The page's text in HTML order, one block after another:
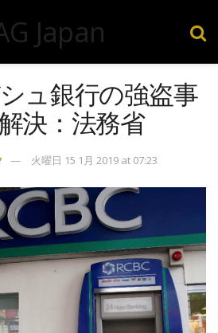
ュ銀行の強盗事
決：法務省
火曜日 15 1月 2019 at 07:23